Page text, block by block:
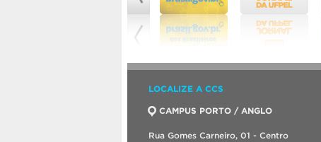
LOCALIZE A CCS
CAMPUS PORTO / ANGLO
Rua Gomes Carneiro, 01 - Centro